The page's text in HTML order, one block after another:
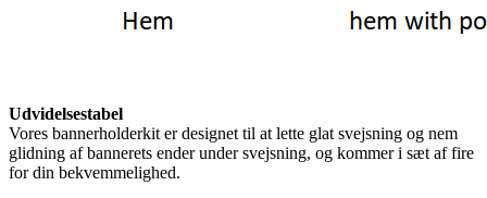
Udvidelsestabel
Vores bannerholderkit er designet til at lette glat svejsning og nem
glidning af bannerets ender under svejsning, og kommer i sæt af fire
for din bekvemmelighed.